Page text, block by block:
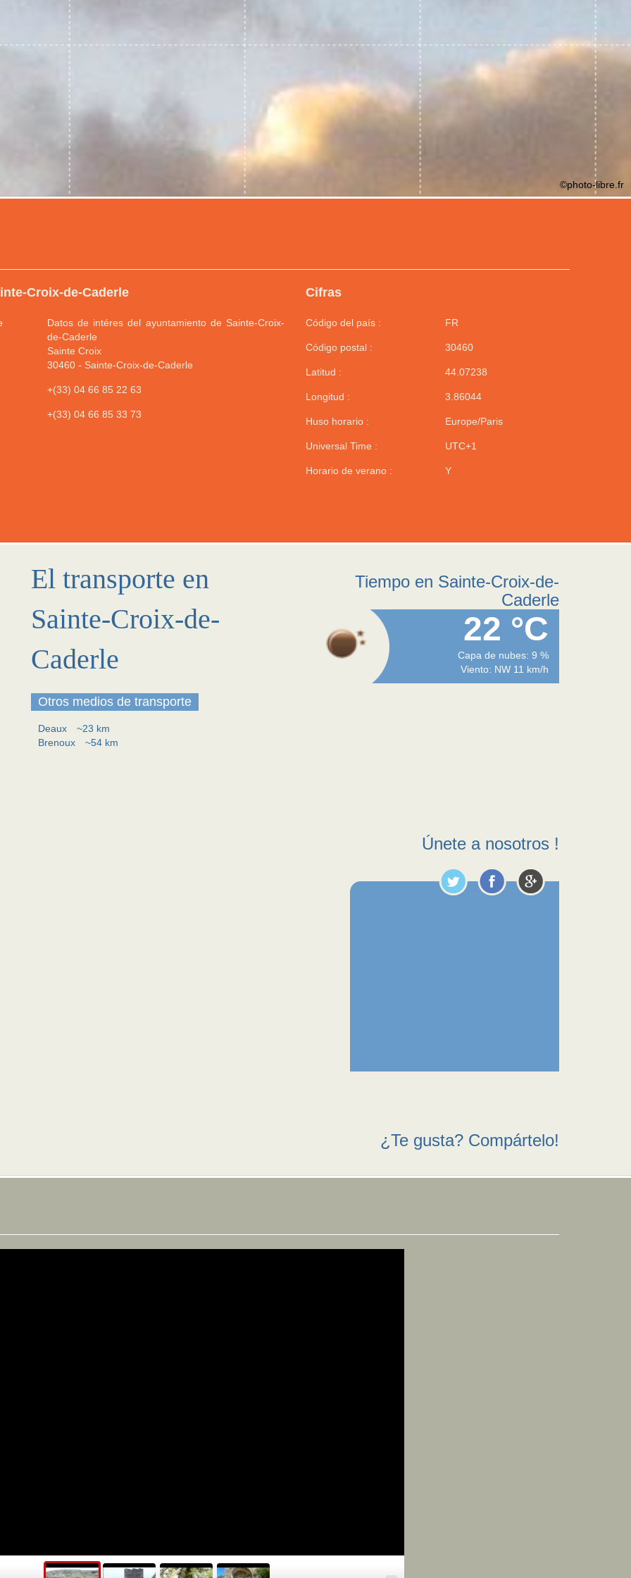
Croix-de-Caderle
Datos de intéres del ayuntamiento de Sainte-Croix-
de-Caderle
Sainte Croix
30460- Sainte-Croix-de-Caderle
+(33) 04 66 85 22 63
+(33) 04 66 85 33 73
Cifras
Código del país : FR
Código postal : 30460
Latitud : 44.07238
Longitud : 3.86044
Huso horario : Europe/Paris
Universal Time : UTC+1
Horario de verano : Y
©photo-libre.fr
El transporte en
Sainte-Croix-de-
Caderle
Otros medios de transporte
Deaux
~23 km
Brenoux
~54 km
Tiempo en Sainte-Croix-de-
Caderle
22 °C
Capa de nubes: 9 %
Viento: NW 11 km/h
Únete a nosotros !
¿Te gusta? Compártelo!